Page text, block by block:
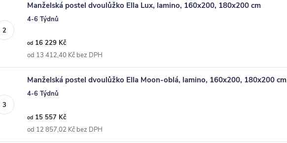
Manželská postel dvoulůžko Ella Lux, lamino, 160x200, 180x200 cm
4-6 Týdnů
od 16 229 Kč
od 13 412,40 Kč bez DPH
Manželská postel dvoulůžko Ella Moon-oblá, lamino, 160x200, 180x200 cm
4-6 Týdnů
od 15 557 Kč
od 12 857,02 Kč bez DPH